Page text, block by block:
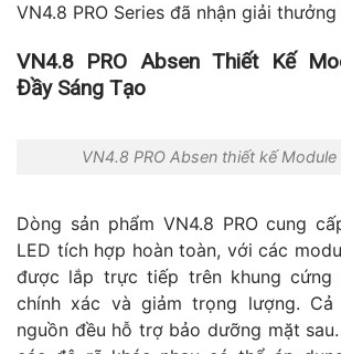
VN4.8 PRO Series đã nhận giải
VN4.8 PRO Absen Thiết Kế
Đầy Sáng Tạo
VN4.8 PRO Absen thiết kế Module
Dòng sản phẩm VN4.8 PRO cung
LED tích hợp hoàn toàn, với các
được lắp trực tiếp trên khung cứng
chính xác và giảm trọng lượng. Cả
nguồn đều hỗ trợ bảo dưỡng mặt